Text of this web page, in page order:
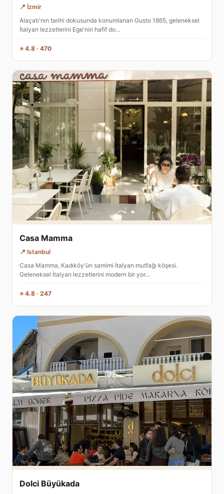
📍 İzmir
Alaçatı'nın tarihi dokusunda konumlanan Gusto 1865, geleneksel
İtalyan lezzetlerini Ege'nin hafif do…
⭐ 4.8 · 470
Casa Mamma
📍 Istanbul
Casa Mamma, Kadıköy'ün samimi İtalyan mutfağı köşesi.
Geleneksel İtalyan lezzetlerini modern bir yor…
⭐ 4.8 · 247
Dolci Büyükada